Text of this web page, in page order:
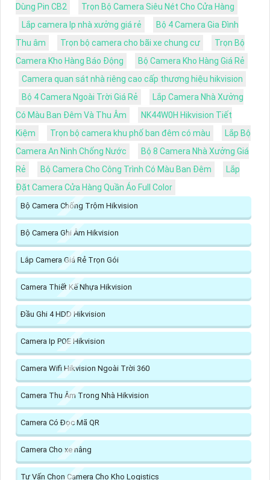
Dùng Pin CB2
Trọn Bộ Camera Siêu Nét Cho Cửa Hàng
Lắp camera Ip nhà xưởng giá rẻ
Bộ 4 Camera Gia Đình
Thu âm
Trọn bộ camera cho bãi xe chung cư
Trọn Bộ
Camera Kho Hàng Báo Động
Bộ Camera Kho Hàng Giá Rẻ
Camera quan sát nhà riêng cao cấp thương hiệu hikvision
Bộ 4 Camera Ngoài Trời Giá Rẻ
Lắp Camera Nhà Xưởng
Có Màu Ban Đêm Và Thu Âm
NK44W0H Hikvision Tiết
Kiệm
Trọn bộ camera khu phố ban đêm có màu
Lắp Bộ
Camera An Ninh Chống Nước
Bộ 8 Camera Nhà Xưởng Giá
Rẻ
Bộ Camera Cho Công Trình Có Màu Ban Đêm
Lắp
Đặt Camera Cửa Hàng Quần Áo Full Color
Bộ Camera Chống Trộm Hikvision
Bộ Camera Ghi Âm Hikvision
Lắp Camera Giá Rẻ Trọn Gói
Camera Thiết Kế Nhựa Hikvision
Đầu Ghi 4 HDD Hikvision
Camera Ip POE Hikvision
Camera Wifi Hikvision Ngoài Trời 360
Camera Thu Âm Trong Nhà Hikvision
Camera Có Đọc Mã QR
Camera Cho xe nâng
Tư Vấn Chọn Camera Cho Kho Logistics